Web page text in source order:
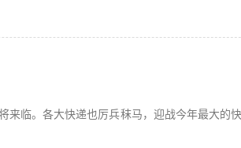
临。各大快递也厉兵秣马，迎战今年最大的